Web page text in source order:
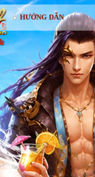
HƯỚNG DẪN